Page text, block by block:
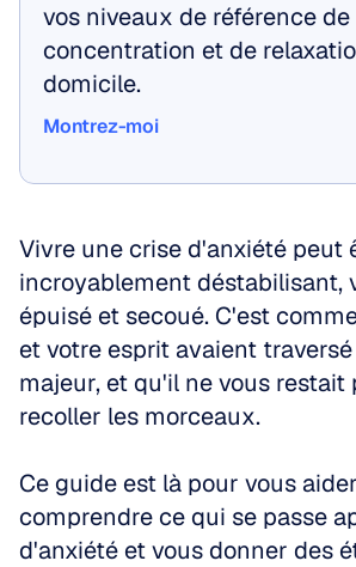
vos niveaux de référence de
concentration et de
domicile.
Montrez-moi
Vivre une crise d'anxiété peut
incroyablement déstabilisant,
épuisé et secoué. C'est
et votre esprit avaient
majeur, et qu'il ne vous restait
recoller les morceaux.
Ce guide est là pour vous
comprendre ce qui se passe
d'anxiété et vous donner des